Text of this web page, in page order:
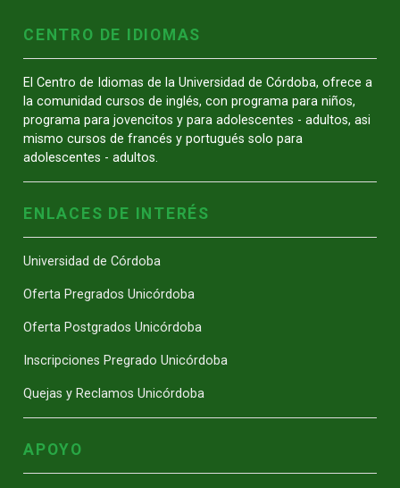
CENTRO DE IDIOMAS
El Centro de Idiomas de la Universidad de Córdoba, ofrece a
la comunidad cursos de inglés, con programa para niños,
programa para jovencitos y para adolescentes - adultos, asi
mismo cursos de francés y portugués solo para
adolescentes - adultos.
ENLACES DE INTERÉS
Universidad de Córdoba
Oferta Pregrados Unicórdoba
Oferta Postgrados Unicórdoba
Inscripciones Pregrado Unicórdoba
Quejas y Reclamos Unicórdoba
APOYO